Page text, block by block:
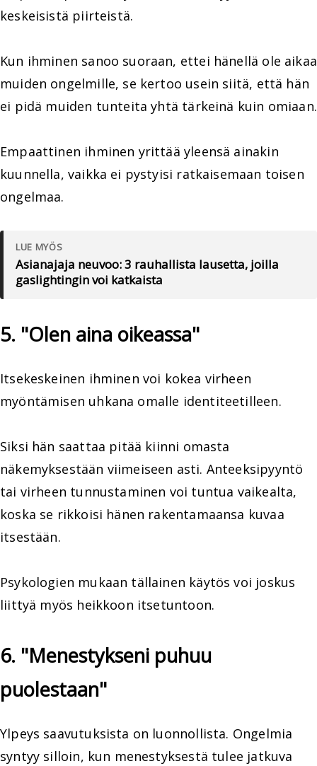
keskeisistä piirteistä.
Kun ihminen sanoo suoraan, ettei hänellä ole aikaa
muiden ongelmille, se kertoo usein siitä, että hän
ei pidä muiden tunteita yhtä tärkeinä kuin omiaan.
Empaattinen ihminen yrittää yleensä ainakin
kuunnella, vaikka ei pystyisi ratkaisemaan toisen
ongelmaa.
LUE MYÖS
Asianajaja neuvoo: 3 rauhallista lausetta, joilla
gaslightingin voi katkaista
5. "Olen aina oikeassa"
Itsekeskeinen ihminen voi kokea virheen
myöntämisen uhkana omalle identiteetilleen.
Siksi hän saattaa pitää kiinni omasta
näkemyksestään viimeiseen asti. Anteeksipyyntö
tai virheen tunnustaminen voi tuntua vaikealta,
koska se rikkoisi hänen rakentamaansa kuvaa
itsestään.
Psykologien mukaan tällainen käytös voi joskus
liittyä myös heikkoon itsetuntoon.
6. "Menestykseni puhuu
puolestaan"
Ylpeys saavutuksista on luonnollista. Ongelmia
syntyy silloin, kun menestyksestä tulee jatkuva